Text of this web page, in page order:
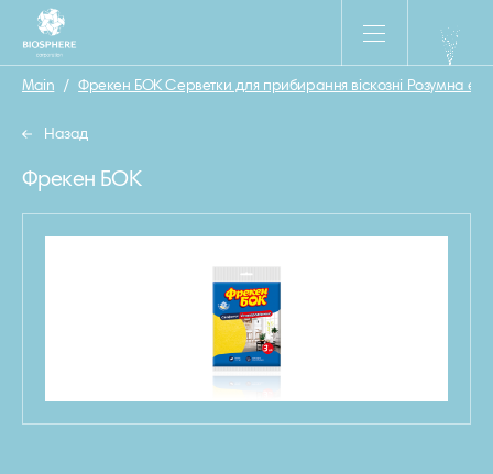
Main / Фрекен БОК Серветки для прибирання віскозні Розумна
Назад
Фрекен БОК